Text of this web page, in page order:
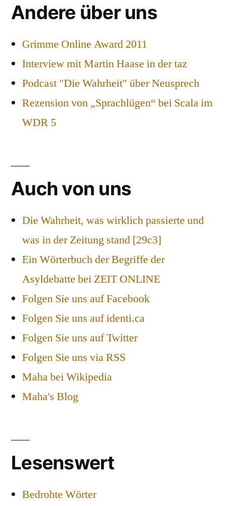
Andere über uns
Grimme Online Award 2011
Interview mit Martin Haase in der taz
Podcast "Die Wahrheit" über Neusprech
Rezension von „Sprachlügen“ bei Scala im
WDR 5
Auch von uns
Die Wahrheit, was wirklich passierte und
was in der Zeitung stand [29c3]
Ein Wörterbuch der Begriffe der
Asyldebatte bei ZEIT ONLINE
Folgen Sie uns auf Facebook
Folgen Sie uns auf identi.ca
Folgen Sie uns auf Twitter
Folgen Sie uns via RSS
Maha bei Wikipedia
Maha's Blog
Lesenswert
Bedrohte Wörter